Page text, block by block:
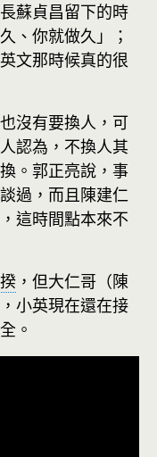
蘇貞昌留下的時
、你就做久」；
文那時候真的很
沒有要換人，可
認為，不換人其
。郭正亮說，事
過，而且陳建仁
這時間點本來不
，但大仁哥（陳
小英現在還在接
。